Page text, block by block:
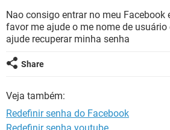
INSTAGRAM GMAIL
GUIA DE COMPRAS
OUTLOOK EXCEL
INSTAGRAM
GUIA DE COMPRAS
Nao consigo entrar no meu Facebook
favor me ajude o me nome de
ajude recuperar minha senha
Share
Veja também:
Redefinir senha do Facebook